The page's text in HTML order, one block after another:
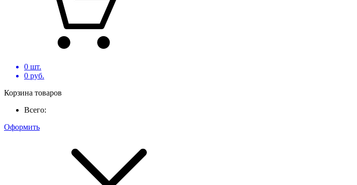
0 шт.
0 руб.
Корзина товаров
Всего:
Оформить